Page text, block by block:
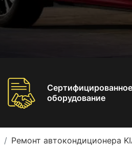
Сертифицированное
оборудование
Ремонт автокондиционера